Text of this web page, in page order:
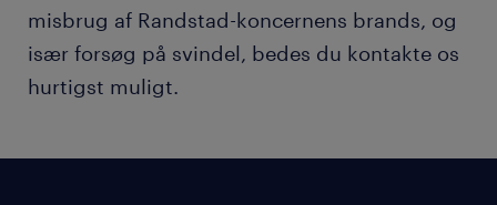
misbrug af Randstad-koncernens brands, og
især forsøg på svindel, bedes du kontakte os
hurtigst muligt.